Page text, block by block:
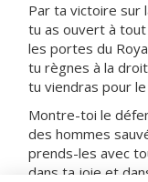
Par ta victoire sur
tu as ouvert à
les portes du
tu règnes à la
tu viendras pour
Montre-toi le
des hommes
prends-les avec
dans ta joie et